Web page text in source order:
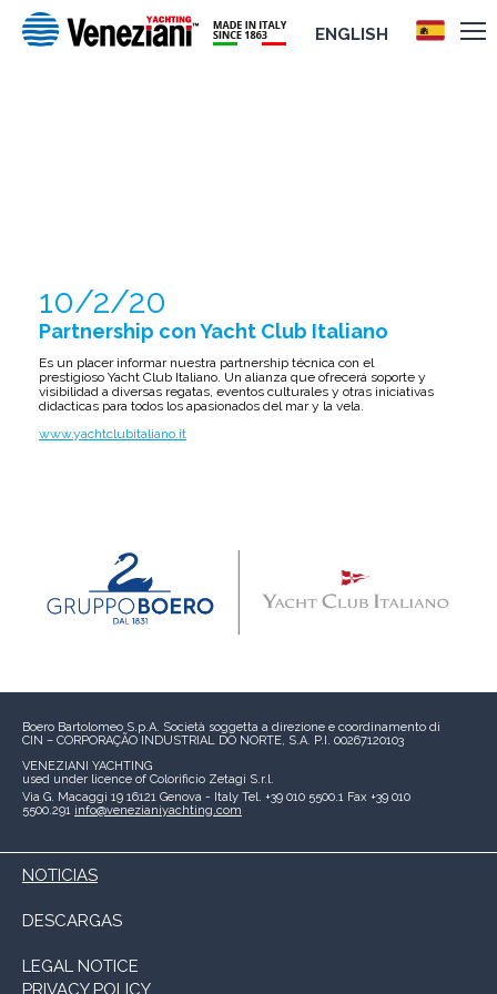
ENGLISH
10/2/20
Partnership con Yacht Club Italiano
Es un placer informar nuestra partnership técnica con el
prestigioso Yacht Club Italiano. Un alianza que ofrecerá soporte y
visibilidad a diversas regatas, eventos culturales y otras iniciativas
didacticas para todos los apasionados del mar y la vela.
www.yachtclubitaliano.it
Boero Bartolomeo S.p.A. Società soggetta a direzione e coordinamento di
CIN – CORPORAÇÃO INDUSTRIAL DO NORTE, S.A. P.I. 00267120103
VENEZIANI YACHTING
used under licence of Colorificio Zetagi S.r.l.
Via G. Macaggi 19 16121 Genova - Italy Tel. +39 010 5500.1 Fax +39 010
5500.291 info@venezianiyachting.com
NOTICIAS
DESCARGAS
LEGAL NOTICE
PRIVACY POLICY